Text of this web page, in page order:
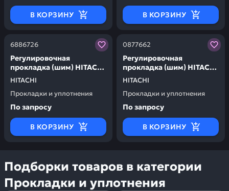
В КОРЗИНУ В КОРЗИНУ
6886726
HITACHI
Регулировочная
прокладка (шим) HITACHI
6886726
Прокладки и уплотнения
Заказывая запчасти у нас, вы получаете гарантию
По запросу
В КОРЗИНУ
0877662
HITACHI
Регулировочная
прокладка (шим) HITACHI
0877662
Прокладки и уплотнения
Заказывая запчасти у
По запросу
В КОРЗИНУ
Подборки товаров в категории
Прокладки и уплотнения